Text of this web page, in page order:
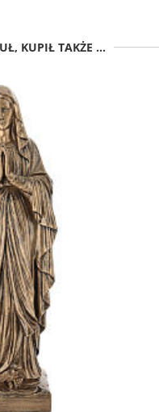
KUPIŁ TAKŻE ...